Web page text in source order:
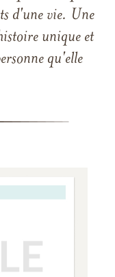
d'une vie. Une
unique et
qu'elle